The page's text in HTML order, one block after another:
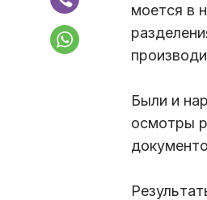
моется в
Были и
осмотры